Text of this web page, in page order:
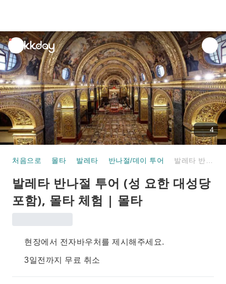
unread
notifications
4
처음으로 몰타 발레타 반나절/데이 투어
발레타 반나절 투어 (성 요한 대성당
포함), 몰타 체험 | 몰타
현장에서 전자바우처를 제시해주세요.
3일전까지 무료 취소